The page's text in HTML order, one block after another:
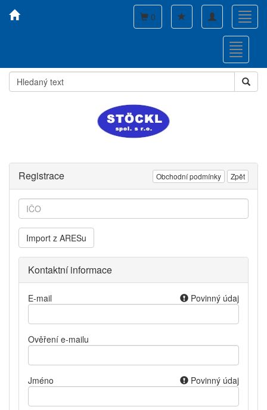
Toggle
navigation
0
Toggle
Registrace Obchodní podmínky Zpět
Import z ARESu
Kontaktní informace
E-mail Povinný údaj
Ověření e-mailu
Jméno Povinný údaj